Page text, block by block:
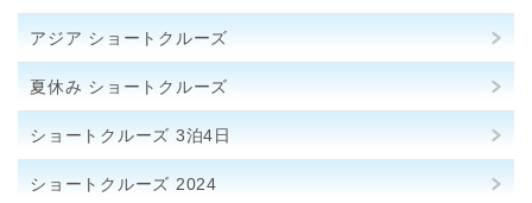
アジア ショートクルーズ
夏休み ショートクルーズ
ショートクルーズ 3泊4日
ショートクルーズ 2024